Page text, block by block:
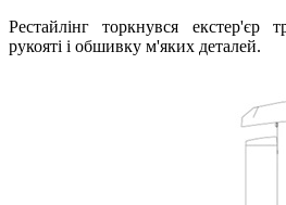
Рестайлінг торкнувся екстер'єр
рукояті і обшивку м'яких деталей.